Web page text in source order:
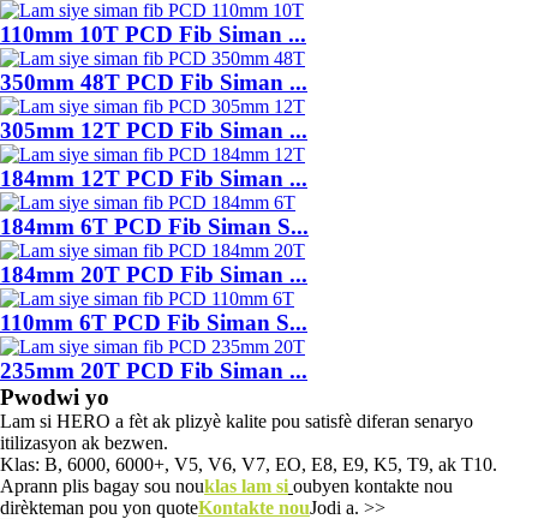
110mm 10T PCD Fib Siman ...
350mm 48T PCD Fib Siman ...
305mm 12T PCD Fib Siman ...
184mm 12T PCD Fib Siman ...
184mm 6T PCD Fib Siman S...
184mm 20T PCD Fib Siman ...
110mm 6T PCD Fib Siman S...
235mm 20T PCD Fib Siman ...
Pwodwi yo
Lam si HERO a fèt ak plizyè kalite pou satisfè diferan senaryo
itilizasyon ak bezwen.
Klas: B, 6000, 6000+, V5, V6, V7, EO, E8, E9, K5, T9, ak T10.
Aprann plis bagay sou nouklas lam si oubyen kontakte nou
dirèkteman pou yon quoteKontakte nouJodi a. >>